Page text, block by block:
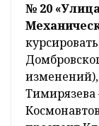
№ 20
изменений),
Тимирязева